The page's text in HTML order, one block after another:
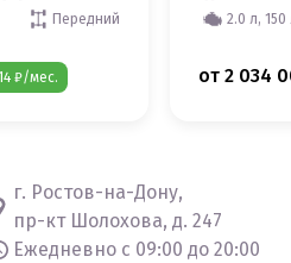
Передний
₽/мес.
2.0 л,
от 2 034
г. Ростов-на-Дону,
пр-кт Шолохова, д. 247
Ежедневно с 09:00 до 20:00